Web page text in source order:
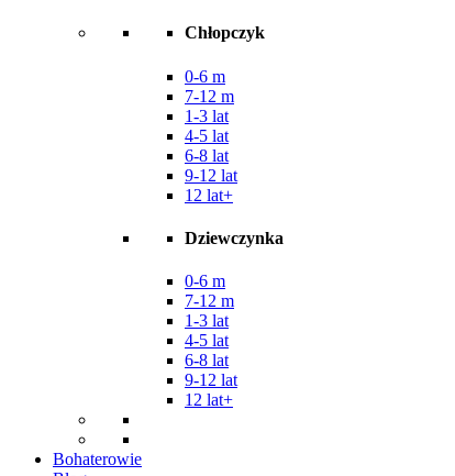
Chłopczyk
0-6 m
7-12 m
1-3 lat
4-5 lat
6-8 lat
9-12 lat
12 lat+
Dziewczynka
0-6 m
7-12 m
1-3 lat
4-5 lat
6-8 lat
9-12 lat
12 lat+
Bohaterowie